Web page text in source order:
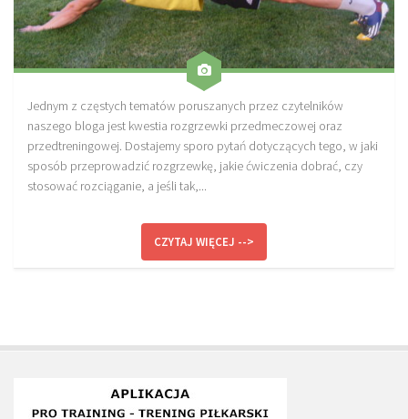
Jednym z częstych tematów poruszanych przez czytelników
naszego bloga jest kwestia rozgrzewki przedmeczowej oraz
przedtreningowej. Dostajemy sporo pytań dotyczących tego, w jaki
sposób przeprowadzić rozgrzewkę, jakie ćwiczenia dobrać, czy
stosować rozciąganie, a jeśli tak,...
CZYTAJ WIĘCEJ -->